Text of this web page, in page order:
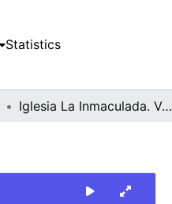
Statistics
Iglesia La Inmaculada. Versalles